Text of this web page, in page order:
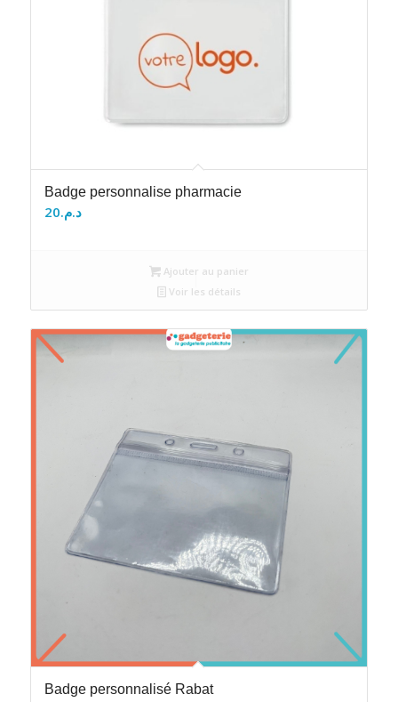
Badge personnalise pharmacie
د.م.20
Ajouter au panier
Voir les détails
Badge personnalisé Rabat